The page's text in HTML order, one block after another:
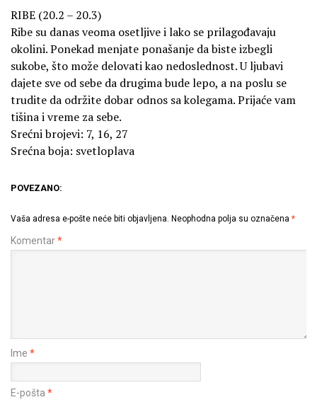
RIBE (20.2 – 20.3)
Ribe su danas veoma osetljive i lako se prilagođavaju
okolini. Ponekad menjate ponašanje da biste izbegli
sukobe, što može delovati kao nedoslednost. U ljubavi
dajete sve od sebe da drugima bude lepo, a na poslu se
trudite da održite dobar odnos sa kolegama. Prijaće vam
tišina i vreme za sebe.
Srećni brojevi: 7, 16, 27
Srećna boja: svetloplava
POVEZANO:
Vaša adresa e-pošte neće biti objavljena. Neophodna polja su označena *
Komentar*
Ime *
E-pošta *